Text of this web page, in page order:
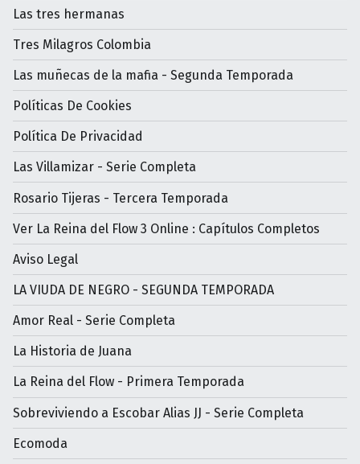
Las tres hermanas
Tres Milagros Colombia
Las muñecas de la mafia - Segunda Temporada
Políticas De Cookies
Política De Privacidad
Las Villamizar - Serie Completa
Rosario Tijeras - Tercera Temporada
Ver La Reina del Flow 3 Online : Capítulos Completos
Aviso Legal
LA VIUDA DE NEGRO - SEGUNDA TEMPORADA
Amor Real - Serie Completa
La Historia de Juana
La Reina del Flow - Primera Temporada
Sobreviviendo a Escobar Alias JJ - Serie Completa
Ecomoda